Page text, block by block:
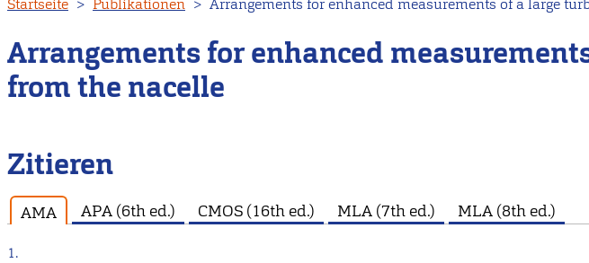
zum
Inhalt
Startseite Publikationen Arrangements for enhanced measurements of a large
Arrangements for enhanced
from the nacelle
Zitieren
AMA APA (6th ed.) CMOS (16th ed.) MLA (7th ed.) MLA (8th ed.)
1.